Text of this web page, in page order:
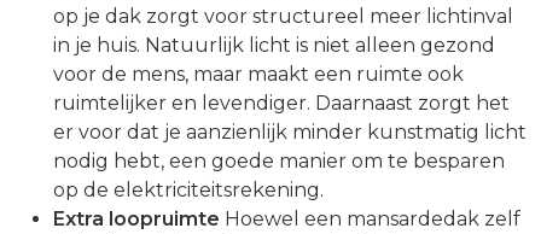
op je dak zorgt voor structureel meer lichtinval
in je huis. Natuurlijk licht is niet alleen gezond
voor de mens, maar maakt een ruimte ook
ruimtelijker en levendiger. Daarnaast zorgt het
er voor dat je aanzienlijk minder kunstmatig licht
nodig hebt, een goede manier om te besparen
op de elektriciteitsrekening.
Extra loopruimte Hoewel een mansardedak zelf